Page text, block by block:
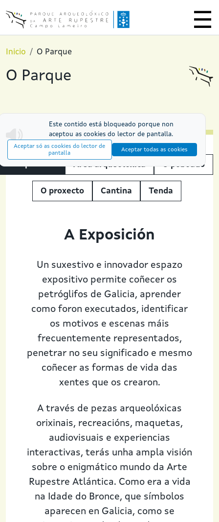
Inicio O Parque
O Parque
Este contido está bloqueado porque non
aceptou as cookies do lector de pantalla.
Aceptar só as cookies do lector de
pantalla
Aceptar todas as cookies
Área arqueolóxica O poboado
O proxecto Cantina Tenda
A Exposición
Un suxestivo e innovador espazo
expositivo permite coñecer os
petróglifos de Galicia, aprender
como foron executados, identificar
os motivos e escenas máis
frecuentemente representados,
penetrar no seu significado e mesmo
coñecer as formas de vida das
xentes que os crearon.
A través de pezas arqueolóxicas
orixinais, recreacións, maquetas,
audiovisuais e experiencias
interactivas, terás unha ampla visión
sobre o enigmático mundo da Arte
Rupestre Atlántica. Como era a vida
na Idade do Bronce, que símbolos
aparecen en Galicia, como se